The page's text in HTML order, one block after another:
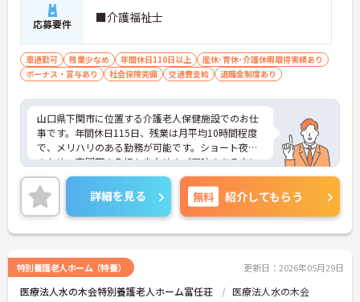
応募要件 ■介護福祉士
車通勤可 残業少なめ 年間休日110日以上
産休･育休･介護休暇取得実績あり
ボーナス・賞与あり
社会保険完備 交通費支給 退職金制度あり
山口県下関市に位置する介護老人保健施設でのお仕
事です。年間休日115日、残業は月平均10時間程度
で、メリハリのある勤務が可能です。ショート夜勤
のため、夜間帯の負担も少なめ★ご興味のある方に
は、面接対策ポイントなど、さらに詳細をお話しい
たしますのでお気軽にご相談ください！
詳細を見る 無料 紹介してもらう
特別養護老人ホーム（特養） 更新日：2026年05月29日
医療法人水の木会特別養護老人ホーム富任荘 医療法人水の木会